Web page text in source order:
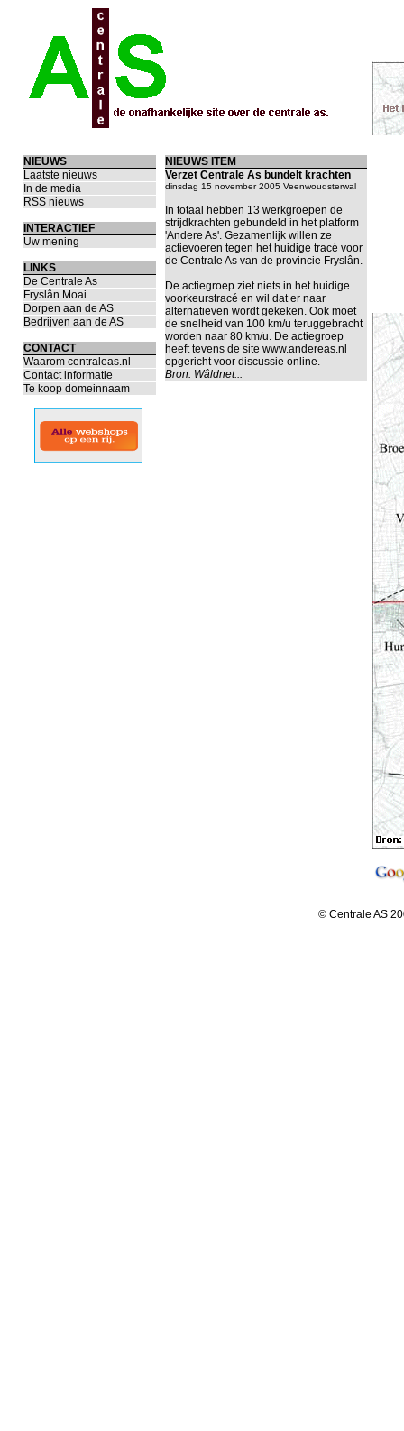
NIEUWS
Laatste nieuws
In de media
RSS nieuws
INTERACTIEF
Uw mening
LINKS
De Centrale As
Fryslân Moai
Dorpen aan de AS
Bedrijven aan de AS
CONTACT
Waarom centraleas.nl
Contact informatie
Te koop domeinnaam
NIEUWS ITEM
Verzet Centrale As bundelt krachten
dinsdag 15 november 2005 Veenwoudsterwal
In totaal hebben 13 werkgroepen de
strijdkrachten gebundeld in het platform
'Andere As'. Gezamenlijk willen ze
actievoeren tegen het huidige tracé voor
de Centrale As van de provincie Fryslân.
De actiegroep ziet niets in het huidige
voorkeurstracé en wil dat er naar
alternatieven wordt gekeken. Ook moet
de snelheid van 100 km/u teruggebracht
worden naar 80 km/u. De actiegroep
heeft tevens de site www.andereas.nl
opgericht voor discussie online.
Bron: Wâldnet...
© Centrale AS